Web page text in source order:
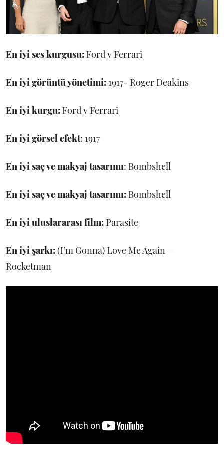
En iyi ses kurgusu: Ford v Ferrari
En iyi görüntü yönetimi: 1917- Roger Deakins
En iyi kurgu: Ford v Ferrari
En iyi görsel efekt: 1917
En iyi saç ve makyaj tasarımı: Bombshell
En iyi saç ve makyaj tasarımı: Bombshell
En iyi uluslararası film: Parasite
En iyi şarkı:(I’m Gonna) Love Me Again –
Rocketman